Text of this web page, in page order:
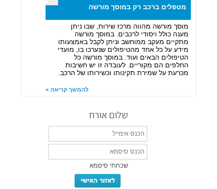
שלום אורח
שכחתי סיסמא
מטפלים ברכב רק במוסך מורשה
מוסך מורשה מהווה מרכז שירות, שבו ניתן
מענה כולל ויסודי לרכבים. במוסך מורשה
מתקיים מעקב ממוחשב וניתן לקבל באמצעותו
מידע על כל אחד מהטיפולים שנערכו בו, מועדי
הטיפולים הבאים ועוד. במוסך מורשה כל
החלפים הם מקוריים. לעובדה זו יש חשיבות
מכרעת על שמירת תקינותו וכשירותו של הרכב.
להמשך קריאה »